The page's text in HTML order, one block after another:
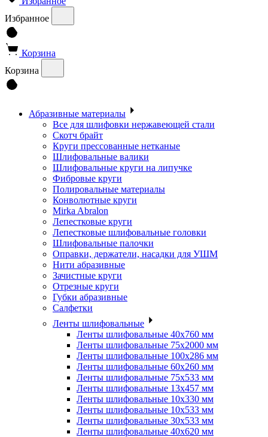
Избранное
Корзина
Корзина
Абразивные материалы
Все для шлифовки нержавеющей стали
Скотч брайт
Круги прессованные нетканые
Шлифовальные валики
Шлифовальные круги на липучке
Фибровые круги
Полировальные материалы
Конволютные круги
Mirka Abralon
Лепестковые круги
Лепестковые шлифовальные головки
Шлифовальные палочки
Оправки, держатели, насадки для УШМ
Нити абразивные
Зачистные круги
Отрезные круги
Губки абразивные
Салфетки
Ленты шлифовальные
Ленты шлифовальные 40х760 мм
Ленты шлифовальные 75х2000 мм
Ленты шлифовальные 100х286 мм
Ленты шлифовальные 60х260 мм
Ленты шлифовальные 75х533 мм
Ленты шлифовальные 13х457 мм
Ленты шлифовальные 10х330 мм
Ленты шлифовальные 10х533 мм
Ленты шлифовальные 30х533 мм
Ленты шлифовальные 40х620 мм